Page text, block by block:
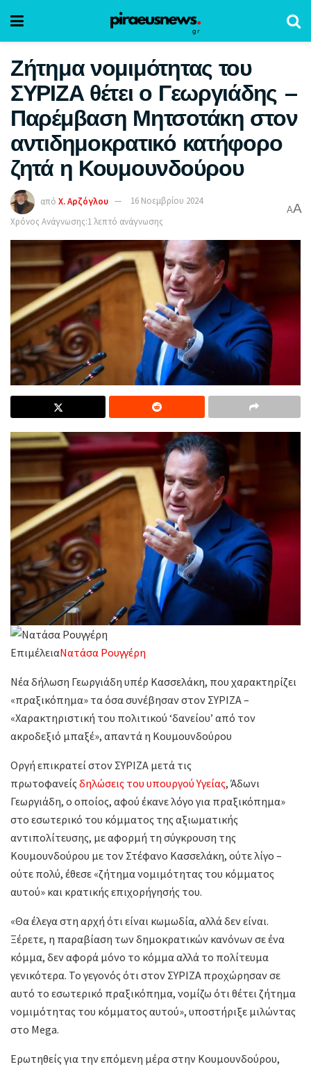
Ζήτημα νομιμότητας του
ΣΥΡΙΖΑ θέτει ο Γεωργιάδης –
Παρέμβαση Μητσοτάκη στον
αντιδημοκρατικό κατήφορο
ζητά η Κουμουνδούρου
από Χ. Αρζόγλου
16 Νοεμβρίου 2024
Χρόνος Ανάγνωσης:1 λεπτό ανάγνωσης
AA
ΕπιμέλειαΝατάσα Ρουγγέρη
Νέα δήλωση Γεωργιάδη υπέρ Κασσελάκη, που χαρακτηρίζει
«πραξικόπημα» τα όσα συνέβησαν στον ΣΥΡΙΖΑ –
«Χαρακτηριστική του πολιτικού ‘δανείου’ από τον
ακροδεξιό μπαξέ», απαντά η Κουμουνδούρου
Οργή επικρατεί στον ΣΥΡΙΖΑ μετά τις
πρωτοφανείςδηλώσεις του υπουργού Υγείας, Άδωνι
Γεωργιάδη, ο οποίος, αφού έκανε λόγο για πραξικόπημα»
στο εσωτερικό του κόμματος της αξιωματικής
αντιπολίτευσης, με αφορμή τη σύγκρουση της
Κουμουνδούρου με τον Στέφανο Κασσελάκη, ούτε λίγο –
ούτε πολύ, έθεσε «ζήτημα νομιμότητας του κόμματος
αυτού» και κρατικής επιχορήγησής του.
«Θα έλεγα στη αρχή ότι είναι κωμωδία, αλλά δεν είναι.
Ξέρετε, η παραβίαση των δημοκρατικών κανόνων σε ένα
κόμμα, δεν αφορά μόνο το κόμμα αλλά το πολίτευμα
γενικότερα. Το γεγονός ότι στον ΣΥΡΙΖΑ προχώρησαν σε
αυτό το εσωτερικό πραξικόπημα, νομίζω ότι θέτει ζήτημα
νομιμότητας του κόμματος αυτού», υποστήριξε μιλώντας
στο Mega.
Ερωτηθείς για την επόμενη μέρα στην Κουμουνδούρου,